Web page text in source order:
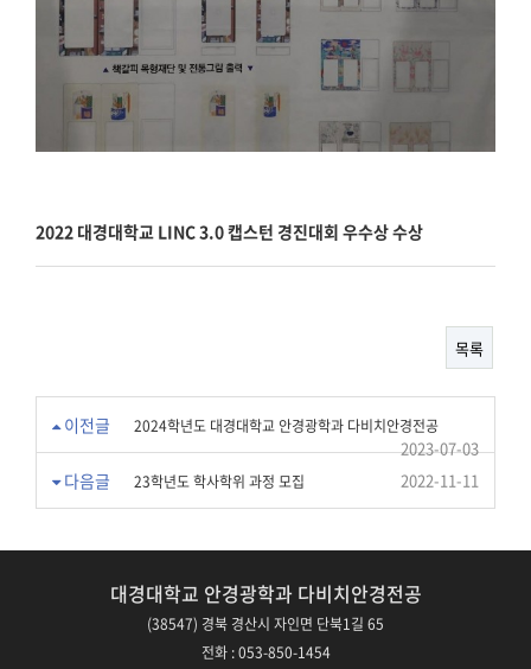
2022 대경대학교 LINC 3.0 캡스턴 경진대회 우수상 수상
목록
이전글 2024학년도 대경대학교 안경광학과 다비치안경전공
2023-07-03
다음글 23학년도 학사학위 과정 모집 2022-11-11
대경대학교 안경광학과 다비치안경전공
(38547) 경북 경산시 자인면 단북1길 65
전화 : 053-850-1454